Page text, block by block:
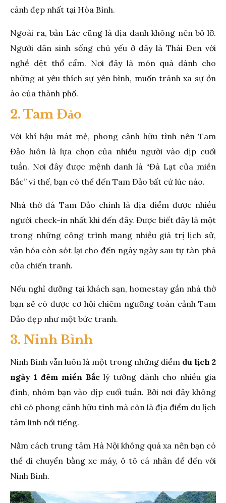
cảnh đẹp nhất tại Hòa Bình.
Ngoài ra, bản Lác cũng là địa danh không nên bỏ lỡ.
Người dân sinh sống chủ yếu ở đây là Thái Đen với
nghề dệt thổ cẩm. Nơi đây là món quà dành cho
những ai yêu thích sự yên bình, muốn tránh xa sự ồn
ào của thành phố.
2. Tam Đảo
Với khí hậu mát mẻ, phong cảnh hữu tình nên Tam
Đảo luôn là lựa chọn của nhiều người vào dịp cuối
tuần. Nơi đây được mệnh danh là “Đà Lạt của miền
Bắc” vì thế, bạn có thể đến Tam Đảo bất cứ lúc nào.
Nhà thờ đá Tam Đảo chính là địa điểm được nhiều
người check-in nhất khi đến đây. Được biết đây là một
trong những công trình mang nhiều giá trị lịch sử,
văn hóa còn sót lại cho đến ngày ngày sau tự tàn phá
của chiến tranh.
Nếu nghỉ dưỡng tại khách sạn, homestay gần nhà thờ
bạn sẽ có được cơ hội chiêm ngưỡng toàn cảnh Tam
Đảo đẹp như một bức tranh.
3. Ninh Bình
Ninh Bình vẫn luôn là một trong những điểm du lịch 2
ngày 1 đêm miền Bắc lý tưởng dành cho nhiều gia
đình, nhóm bạn vào dịp cuối tuần. Bởi nơi đây không
chỉ có phong cảnh hữu tình mà còn là địa điểm du lịch
tâm linh nổi tiếng.
Nằm cách trung tâm Hà Nội không quá xa nên bạn có
thể di chuyển bằng xe máy, ô tô cá nhân để đến với
Ninh Bình.